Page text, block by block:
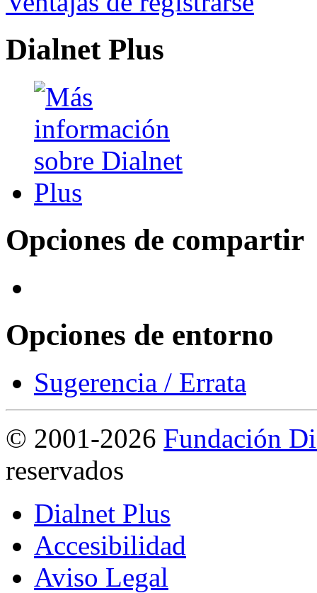
Dialnet Plus
Opciones de compartir
Opciones de entorno
Sugerencia / Errata
© 2001-2026 Fundación
reservados
Dialnet Plus
Accesibilidad
Aviso Legal